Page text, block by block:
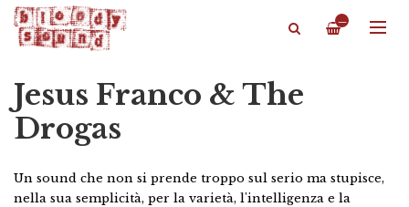
—
Jesus Franco & The
Drogas
Un sound che non si prende troppo sul serio ma stupisce,
nella sua semplicità, per la varietà, l'intelligenza e la